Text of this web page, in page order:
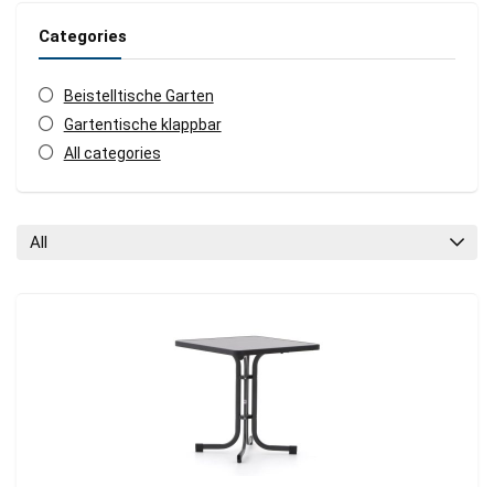
Categories
Beistelltische Garten
Gartentische klappbar
All categories
All